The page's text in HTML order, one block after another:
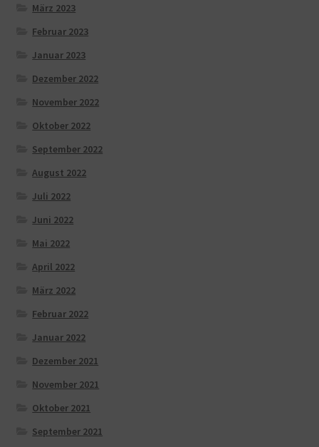
März 2023
Februar 2023
Januar 2023
Dezember 2022
November 2022
Oktober 2022
September 2022
August 2022
Juli 2022
Juni 2022
Mai 2022
April 2022
März 2022
Februar 2022
Januar 2022
Dezember 2021
November 2021
Oktober 2021
September 2021